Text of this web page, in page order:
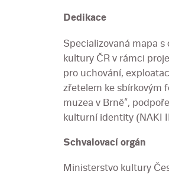
Dedikace
Specializovaná mapa
kultury ČR v rámci
pro uchování,
zřetelem ke sbírkovým
muzea v Brně“,
kulturní identity (NAKI
Schvalovací orgán
Ministerstvo kultury